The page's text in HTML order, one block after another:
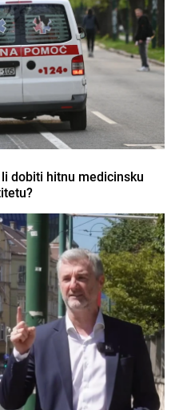
dobiti hitnu medicinsku